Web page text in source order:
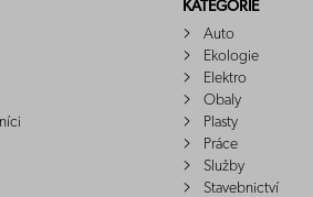
KATEGORIE
Auto
Ekologie
Elektro
Obaly
Plasty
Práce
Služby
Stavebnictví